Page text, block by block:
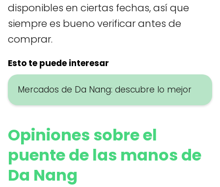
disponibles en ciertas fechas, así que
siempre es bueno verificar antes de
comprar.
Esto te puede interesar
Mercados de Da Nang: descubre lo mejor
Opiniones sobre el
puente de las manos de
Da Nang